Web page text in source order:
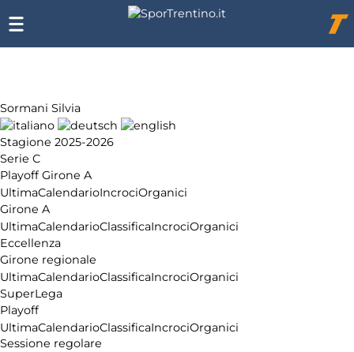
Sormani Silvia
Stagione 2025-2026
Serie C
Playoff Girone A
UltimaCalendarioIncrociOrganici
Girone A
UltimaCalendarioClassificaIncrociOrganici
Eccellenza
Girone regionale
UltimaCalendarioClassificaIncrociOrganici
SuperLega
Playoff
UltimaCalendarioClassificaIncrociOrganici
Sessione regolare
Chi
siamo
Affiliazione